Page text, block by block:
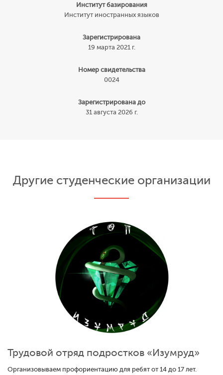
Институт базирования
Институт иностранных языков
Зарегистрирована
19 марта 2021 г.
Номер свидетельства
0024
Зарегистрирована до
31 августа 2026 г.
Другие студенческие организации
Трудовой отряд подростков «Изумруд»
Организовываем профориентацию для ребят от 14 до 17 лет.